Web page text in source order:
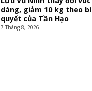
dáng, giảm 10 kg theo bí
quyết của Tần Hạo
7 Tháng 8, 2026